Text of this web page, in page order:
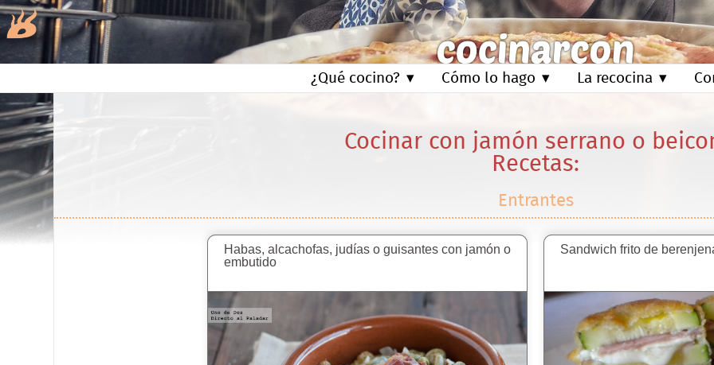
¿Qué cocino? Cómo lo hago La recocina
Cocinar con jamón serrano o
Recetas:
Entrantes
Habas, alcachofas, judías o guisantes con jamón o
embutido
Sandwich frito de